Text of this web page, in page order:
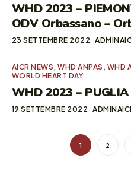
WHD 2023 –
ODV Orbassano –
23 SETTEMBRE 2022
AICR NEWS,WHD ANPAS , WHD
WORLD HEART DAY
WHD 2023 –
19 SETTEMBRE 2022
1 2